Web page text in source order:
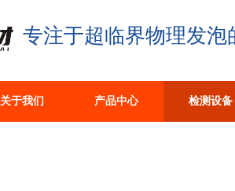
专注于超临界物理发
关于我们 产品中心 检测设备